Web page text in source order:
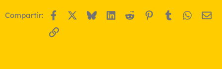
Compartir: Facebook BlueskyLinkedIn
Reddit Pinterest
Tumblr
Enlace